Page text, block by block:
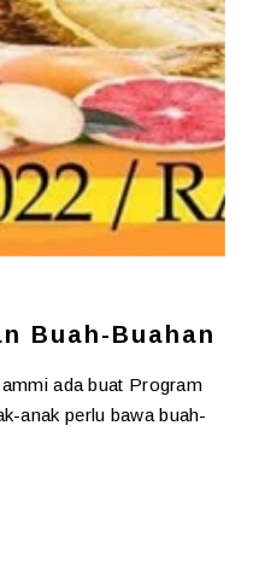
Buah-Buahan
ada buat Program
anak perlu bawa buah-